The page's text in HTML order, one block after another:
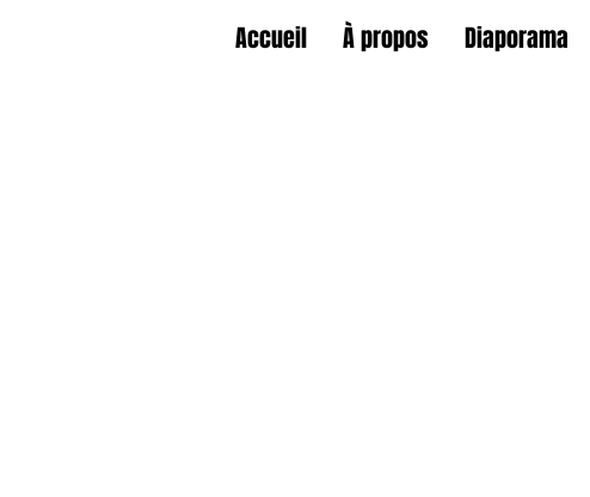
Accueil À propos Diaporama